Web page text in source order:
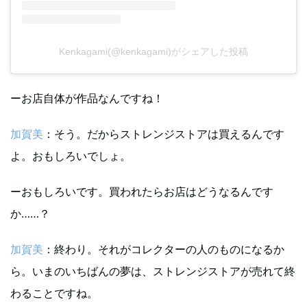
Kenkagami(@kenkagami)がシェアした投稿
ーお店自体が作品なんですね！
加賀美 ：そう。だからストレンジストアは買えるんです
よ。おもしろいでしょ。
ーおもしろいです。買われたらお店はどうなるんです
か……？
加賀美 ：終わり。それがコレクターの人のものになるか
ら。いまのいちばんの夢は、ストレンジストアが売れて終
わることですね。